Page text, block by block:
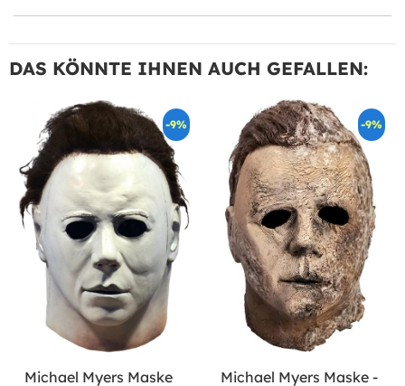
DAS KÖNNTE IHNEN AUCH GEFALLEN:
-9%
Michael Myers Maske
-9%
Michael Myers Maske -